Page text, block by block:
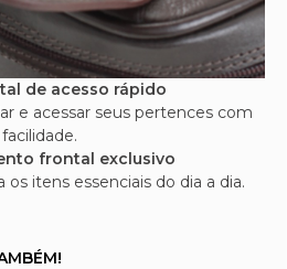
de acesso rápido
e acessar seus pertences com
facilidade.
frontal exclusivo
os itens essenciais do dia a dia.